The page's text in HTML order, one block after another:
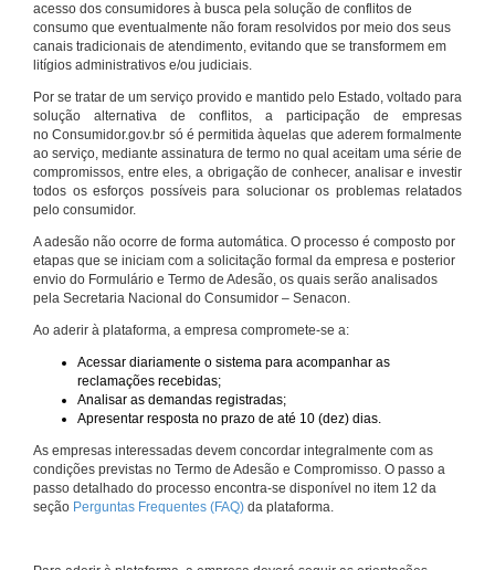
acesso dos consumidores à busca pela solução de conflitos de
consumo que eventualmente não foram resolvidos por meio dos seus
canais tradicionais de atendimento, evitando que se transformem em
litígios administrativos e/ou judiciais.
Por se tratar de um serviço provido e mantido pelo Estado, voltado para
solução alternativa de conflitos, a participação de empresas
no Consumidor.gov.br só é permitida àquelas que aderem formalmente
ao serviço, mediante assinatura de termo no qual aceitam uma série de
compromissos, entre eles, a obrigação de conhecer, analisar e investir
todos os esforços possíveis para solucionar os problemas relatados
pelo consumidor.
A adesão não ocorre de forma automática. O processo é composto por
etapas que se iniciam com a solicitação formal da empresa e posterior
envio do Formulário e Termo de Adesão, os quais serão analisados
pela Secretaria Nacional do Consumidor – Senacon.
Ao aderir à plataforma, a empresa compromete-se a:
Acessar diariamente o sistema para acompanhar as
reclamações recebidas;
Analisar as demandas registradas;
Apresentar resposta no prazo de até 10 (dez) dias.
As empresas interessadas devem concordar integralmente com as
condições previstas no Termo de Adesão e Compromisso. O passo a
passo detalhado do processo encontra-se disponível no item 12 da
seção Perguntas Frequentes (FAQ) da plataforma.